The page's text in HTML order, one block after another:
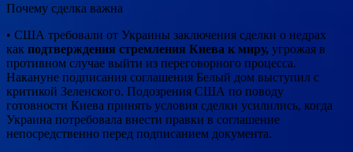
Почему сделка важна
• США требовали от Украины заключения сделки о недрах
как подтверждения стремления Киева к миру, угрожая в
противном случае выйти из переговорного процесса.
Накануне подписания соглашения Белый дом выступил с
критикой Зеленского. Подозрения США по поводу
готовности Киева принять условия сделки усилились, когда
Украина потребовала внести правки в соглашение
непосредственно перед подписанием документа.